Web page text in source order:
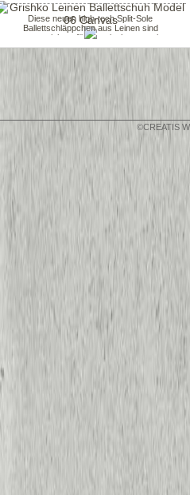
Diese neuen high-tech Split-Sole
Ballettschläppchen aus Leinen sind
ausgezeichnet für klassischen- sowie
kontemporeren Tanz. Ein Gummi wurde
Profil zu geben. Die Schuhe haben Gummi-
Ziehbändchen, keine Seitennähte, eine hohe,
modellierte Ferse mit dämpfenden Fersenkissen,
Teile tierischen Ursprungs.©CREATIS